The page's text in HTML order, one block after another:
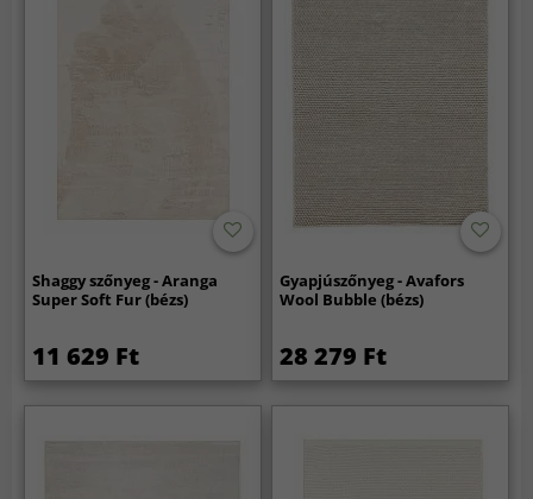
Shaggy szőnyeg - Aranga
Super Soft Fur (bézs)
11 629 Ft
Gyapjúszőnyeg - Avafors
Wool Bubble (bézs)
28 279 Ft